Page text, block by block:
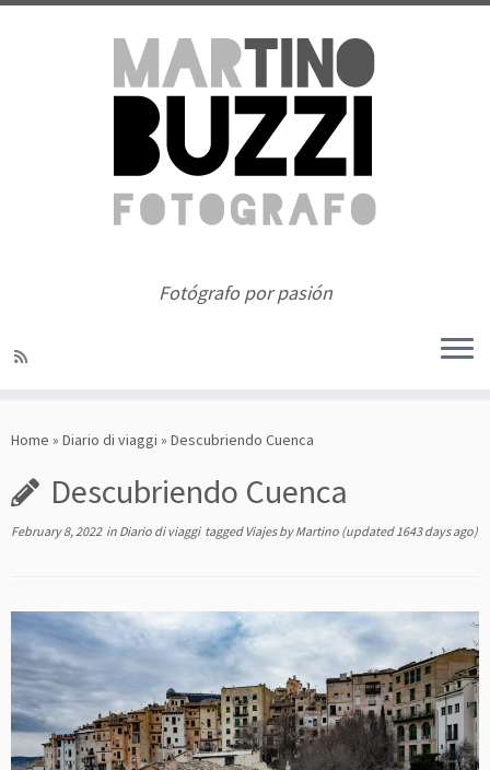
Skip
Fotógrafo por pasión
Home » Diario di viaggi » Descubriendo Cuenca
Descubriendo Cuenca
February 8, 2022in Diario di viaggi tagged ViajesbyMartino (updated 1643 days ago)